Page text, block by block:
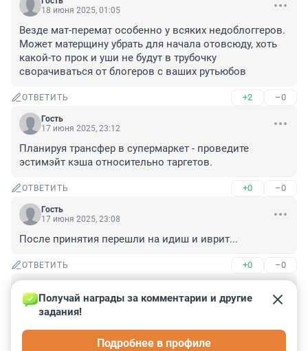
18 июня 2025, 01:05
Везде мат-перемат особенно у всяких недоблоггеров.
Может матерщину убрать для начала отовсюду, хоть
какой-то прок и уши не будут в трубочку
сворачиваться от блогеров с ваших рутьюбов
ОТВЕТИТЬ +2 –0
Гость
17 июня 2025, 23:12
Планируя трансфер в супермаркет - проведите
эстимэйт кэша относительно таргетов.
ОТВЕТИТЬ +0 –0
Гость
17 июня 2025, 23:08
После принятия перешли на идиш и иврит...
ОТВЕТИТЬ +0 –0
17 июня 2025, 22:42
Ну что же вы так сразу. На латинице запрещено, а
девелоперы - то на кириллице написаны, и разные
менеджеры, вместе с президентом, тоже
Получай награды за комментарии и другие
задания!
Подробнее в профиле